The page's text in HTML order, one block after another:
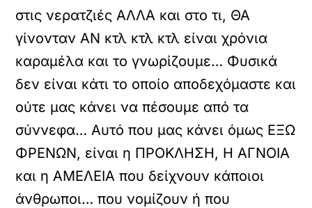
στις νερατζιές ΑΛΛΑ και στο τι, ΘΑ
γίνονταν ΑΝ κτλ κτλ κτλ είναι χρόνια
καραμέλα και το γνωρίζουμε… Φυσικά
δεν είναι κάτι το οποίο αποδεχόμαστε και
ούτε μας κάνει να πέσουμε από τα
σύννεφα… Αυτό που μας κάνει όμως ΕΞΩ
ΦΡΕΝΩΝ, είναι η ΠΡΟΚΛΗΣΗ, Η ΑΓΝΟΙΑ
και η ΑΜΕΛΕΙΑ που δείχνουν κάποιοι
άνθρωποι… που νομίζουν ή που